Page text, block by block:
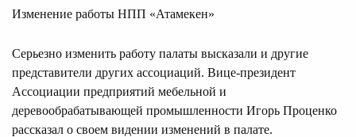
Изменение работы НПП «Атамекен»
Серьезно изменить работу палаты высказали и другие
представители других ассоциаций. Вице-президент
Ассоциации предприятий мебельной и
деревообрабатывающей промышленности Игорь Проценко
рассказал о своем видении изменений в палате.